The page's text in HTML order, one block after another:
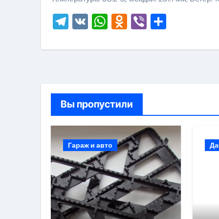
Telegram
VKWhatsApp
Odnoklassniki
Viber
Вы пропустили
Гараж и авто